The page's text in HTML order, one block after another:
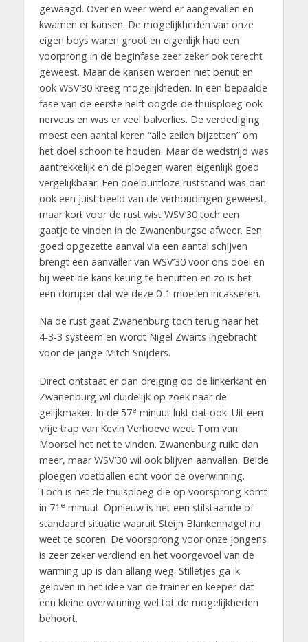
gewaagd. Over en weer werd er aangevallen en
kwamen er kansen. De mogelijkheden van onze
eigen boys waren groot en eigenlijk had een
voorprong in de beginfase zeer zeker ook terecht
geweest. Maar de kansen werden niet benut en
ook WSV’30 kreeg mogelijkheden. In een bepaalde
fase van de eerste helft oogde de thuisploeg ook
nerveus en was er veel balverlies. De verdediging
moest een aantal keren “alle zeilen bijzetten” om
het doel schoon te houden. Maar de wedstrijd was
aantrekkelijk en de ploegen waren eigenlijk goed
vergelijkbaar. Een doelpuntloze ruststand was dan
ook een juist beeld van de verhoudingen geweest,
maar kort voor de rust wist WSV’30 toch een
gaatje te vinden in de Zwanenburgse afweer. Een
goed opgezette aanval via een aantal schijven
brengt een aanvaller van WSV’30 voor ons doel en
hij weet de kans keurig te benutten en zo is het
een domper dat we deze 0-1 moeten incasseren.
Na de rust gaat Zwanenburg toch terug naar het
4-3-3 systeem en wordt Nigel Zwarts ingebracht
voor de jarige Mitch Snijders.
Direct ontstaat er dan dreiging op de linkerkant en
Zwanenburg wil duidelijk op zoek naar de
gelijkmaker. In de 57e minuut lukt dat ook. Uit een
vrije trap van Kevin Verhoeve weet Tom van
Moorsel het net te vinden. Zwanenburg ruikt dan
meer, maar WSV’30 wil ook blijven aanvallen. Beide
ploegen voetballen echt voor de overwinning.
Toch is het de thuisploeg die op voorsprong komt
in 71 e minuut. Opnieuw is het een stilstaande of
standaard situatie waaruit Steijn Blankennagel nu
weet te scoren. De voorsprong voor onze jongens
is zeer zeker verdiend en het voorgevoel van de
warming up is dan allang weg. Stilletjes ga ik
geloven in het idee van de trainer en keeper dat
een kleine overwinning wel tot de mogelijkheden
behoort.